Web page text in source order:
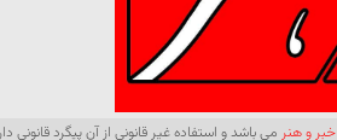
خبر و هنر می باشد و استفاده غیر قانونی از آن پیگرد قانونی